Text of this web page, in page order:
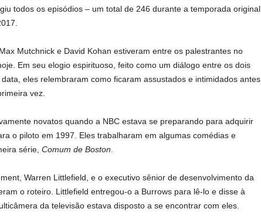
todos os episódios – um total de 246 durante a temporada original
Mutchnick e David Kohan estiveram entre os palestrantes no
Em seu elogio espirituoso, feito como um diálogo entre os dois
eles relembraram como ficaram assustados e intimidados antes
vez.
novatos quando a NBC estava se preparando para adquirir
o piloto em 1997. Eles trabalharam em algumas comédias e
série, Comum de Boston
Warren Littlefield, e o executivo sênior de desenvolvimento da
o roteiro. Littlefield entregou-o a Burrows para lê-lo e disse à
da televisão estava disposto a se encontrar com eles.